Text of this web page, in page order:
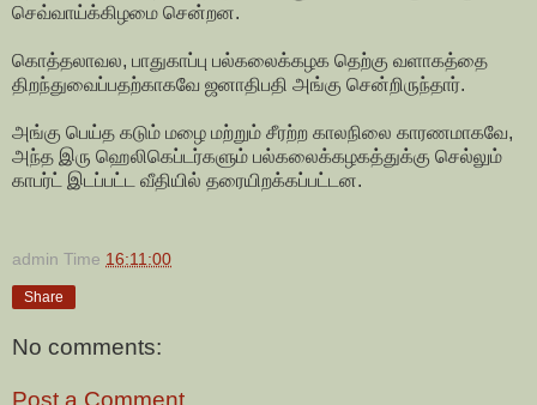
செவ்வாய்க்கிழமை சென்றன.
கொத்தலாவல, பாதுகாப்பு பல்கலைக்கழக தெற்கு வளாகத்தை
திறந்துவைப்பதற்காகவே ஜனாதிபதி அங்கு சென்றிருந்தார்.
அங்கு பெய்த கடும் மழை மற்றும் சீரற்ற காலநிலை காரணமாகவே,
அந்த இரு ஹெலிகெப்டர்களும் பல்கலைக்கழகத்துக்கு செல்லும்
காபர்ட் இடப்பட்ட வீதியில் தரையிறக்கப்பட்டன.
admin Time 16:11:00
Share
No comments:
Post a Comment